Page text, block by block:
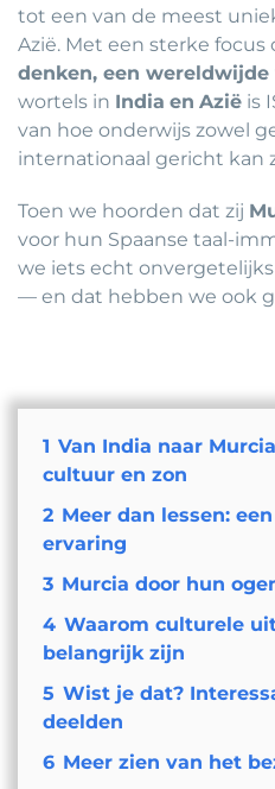
tot een van de meest
Azië. Met een sterke focus
denken, een wereldwijde
wortels in India en Azië is
van hoe onderwijs zowel
internationaal gericht kan
Toen we hoorden dat zij
voor hun Spaanse taal-
we iets echt
— en dat hebben we ook
1 Van India naar
cultuur en zon
2 Meer dan lessen:
ervaring
3 Murcia door hun
4 Waarom culturele
belangrijk zijn
5 Wist je dat?
deelden
6 Meer zien van het